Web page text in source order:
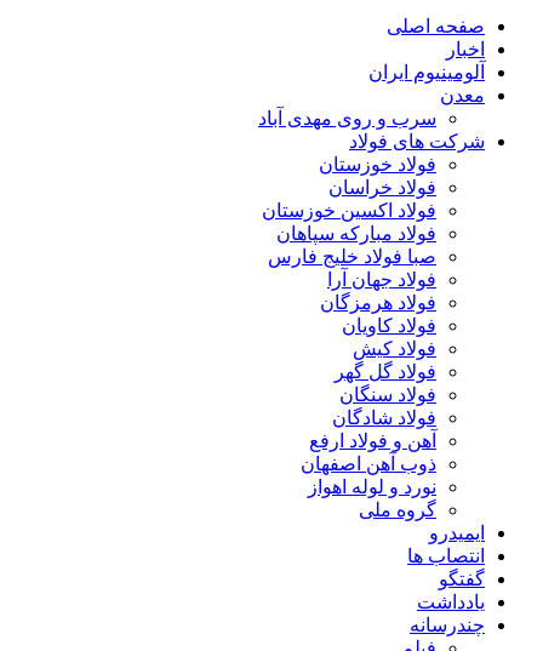
صفحه اصلی
اخبار
آلومینیوم ایران
معدن
سرب و روی مهدی آباد
شرکت های فولاد
فولاد خوزستان
فولاد خراسان
فولاد اکسین خوزستان
فولاد مبارکه سپاهان
صبا فولاد خلیج فارس
فولاد جهان آرا
فولاد هرمزگان
فولاد کاویان
فولاد کیش
فولاد گل گهر
فولاد سنگان
فولاد شادگان
آهن و فولاد ارفع
ذوب آهن اصفهان
نورد و لوله اهواز
گروه ملی
ایمیدرو
انتصاب ها
گفتگو
یادداشت
چندرسانه